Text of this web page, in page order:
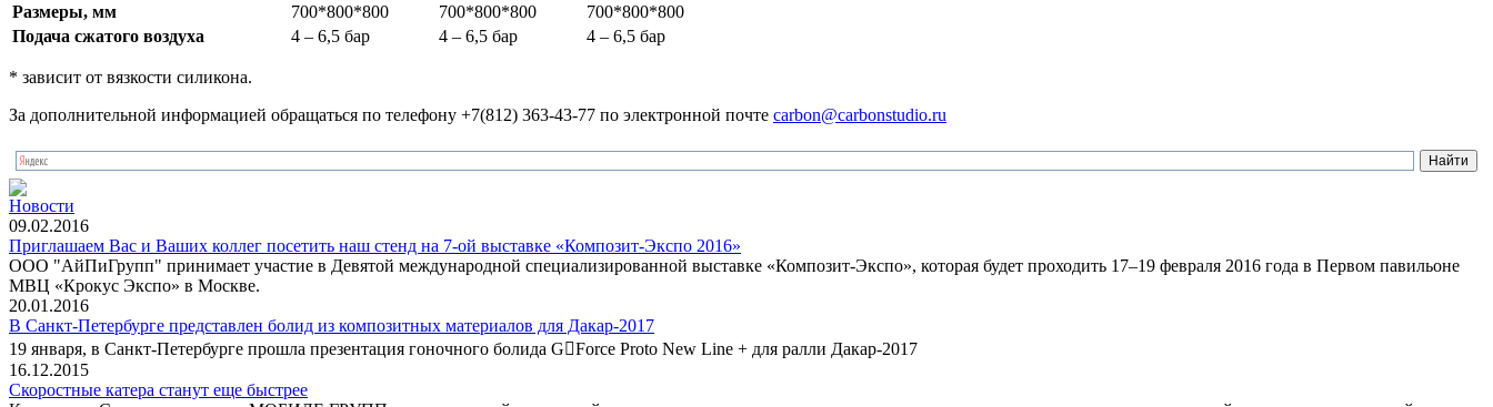
Размеры, мм
700*800*800 700*800*800
700*800*800
Подача сжатого воздуха
4 – 6,5 бар 4 – 6,5 бар 4 – 6,5 бар
* зависит от вязкости силикона.
За дополнительной информацией обращаться по телефону +7(812) 363-43-77 по электронной почте carbon@carbonstudio.ru
Новости
09.02.2016
Приглашаем Вас и Ваших коллег посетить наш стенд на 7-ой выставке «Композит-Экспо 2016»
ООО "АйПиГрупп" принимает участие в Девятой международной специализированной выставке «Композит-Экспо», которая будет проходить 17–19 февраля 2016 года в Первом павильоне
МВЦ «Крокус Экспо» в Москве.
20.01.2016
В Санкт-Петербурге представлен болид из композитных материалов для Дакар-2017
19 января, в Санкт-Петербурге прошла презентация гоночного болида G￾Force Proto New Line + для ралли Дакар-2017
16.12.2015
Скоростные катера станут еще быстрее